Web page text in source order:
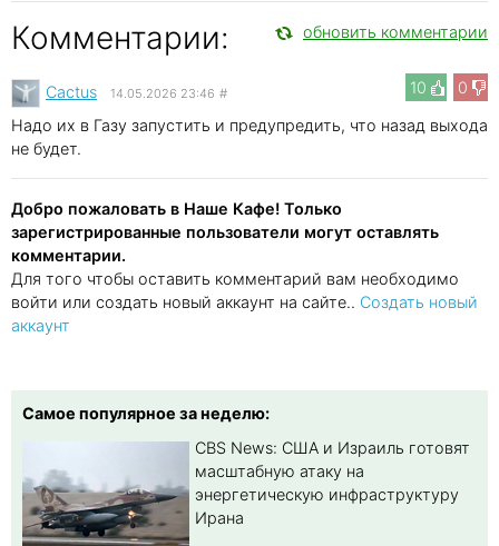
Комментарии: обновить комментарии
10 0
Cactus 14.05.2026 23:46 #
Надо их в Газу запустить и предупредить, что назад выхода
не будет.
Добро пожаловать в Наше Кафе! Только
зарегистрированные пользователи могут оставлять
комментарии.
Для того чтобы оставить комментарий вам необходимо
войти или создать новый аккаунт на сайте.. Создать новый
аккаунт
Самое популярное за неделю:
CBS News: США и Израиль готовят
масштабную атаку на
энергетическую инфраструктуру
Ирана